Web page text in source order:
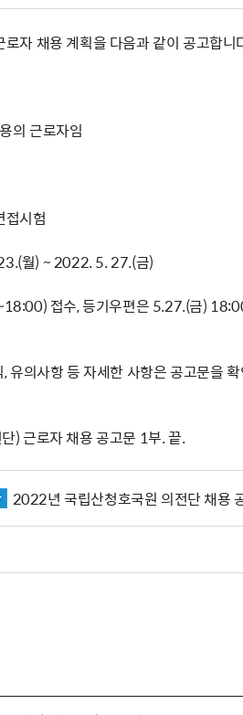
자 채용 계획을 다음과 같이 공고합니
의 근로자임
접시험
월) ~ 2022. 5. 27.(금)
접수, 등기우편은 5.27.(금)
유의사항 등 자세한 사항은 공고문을
) 근로자 채용 공고문 1부. 끝.
2022년 국립산청호국원 의전단 채용